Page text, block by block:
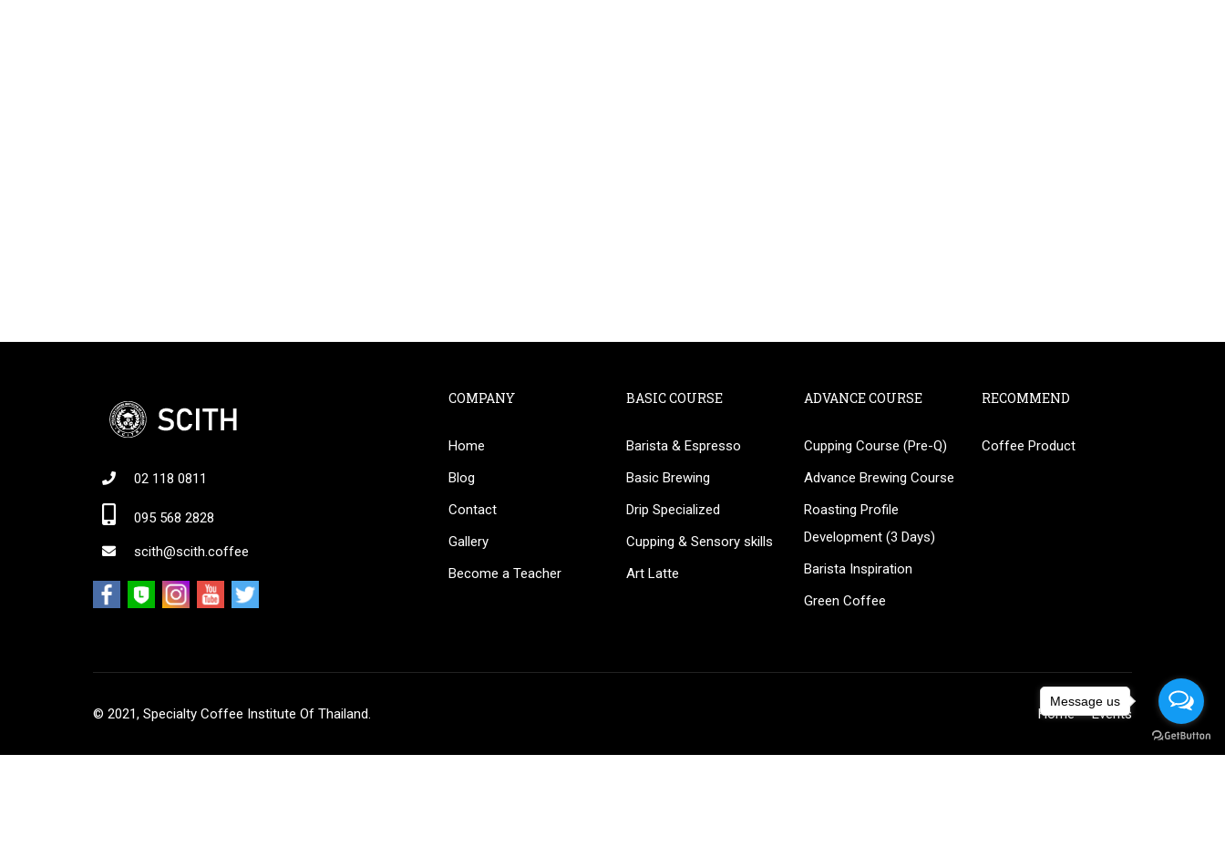
02 118 0811
095 568 2828
scith@scith.coffee
COMPANY
Home
Blog
Contact
Gallery
Become a Teacher
BASIC COURSE
Barista & Espresso
Basic Brewing
Drip Specialized
Cupping & Sensory skills
Art Latte
ADVANCE COURSE
Cupping Course (Pre-Q)
Advance Brewing Course
Roasting Profile
Development (3 Days)
Barista Inspiration
Green Coffee
RECOMMEND
Coffee Product
© 2021, Specialty Coffee Institute Of Thailand. Home Events
BECOME AN INSTRUCTOR?
Join thousand of instructors and earn money hassle free!
Message us